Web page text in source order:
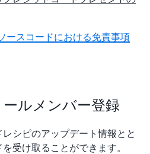
ースコードにおける免責事項
ルメンバー登録
シピのアップデート情報とと
受け取ることができます。